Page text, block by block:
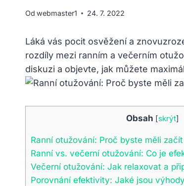
Od webmaster1 24. 7. 2022
Láká vás pocit osvěžení a
rozdíly mezi ranním a večerním
diskuzi a objevte, jak můžete
Obsah [skrýt]
Ranní otužování: Proč byste měli
Ranní vs. večerní otužování: Co je
Večerní otužování: Jak relaxovat a
Porovnání efektivity: Jaké jsou